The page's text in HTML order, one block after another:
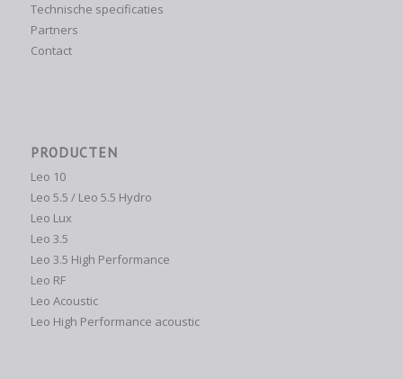
Technische specificaties
Partners
Contact
PRODUCTEN
Leo 10
Leo 5.5 / Leo 5.5 Hydro
Leo Lux
Leo 3.5
Leo 3.5 High Performance
Leo RF
Leo Acoustic
Leo High Performance acoustic